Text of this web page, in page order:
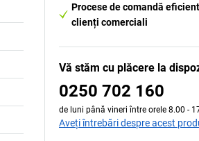
Procese de comandă
clienți comerciali
Vă stăm cu plăcere la
0250 702 160
de luni până vineri între orele 8.00 -
Aveți întrebări despre acest